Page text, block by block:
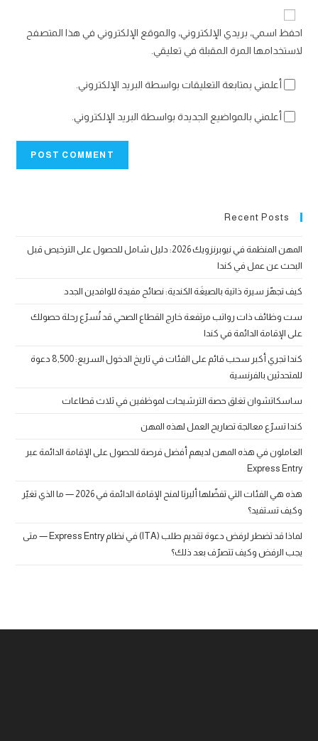
comment
website
احفظ اسمي، بريدي الإلكتروني، والموقع الإلكتروني في هذا المتصفح
لاستخدامها المرة المقبلة في تعليقي.
أعلمني بمتابعة التعليقات بواسطة البريد الإلكتروني.
أعلمني بالمواضيع الجديدة بواسطة البريد الإلكتروني.
Recent Posts
المهن المنظمة في نيوبرنزويك 2026: دليل شامل للحصول على الترخيص قبل
البحث عن عمل في كندا
كيف تجهّز سيرة ذاتية بالصيغَة الكندية: نصائح مفيدة للوافدين الجدد
ست وظائف ذات رواتب مرتفعة خارج القطاع الصحي قد تُسرّع رحلة حصولك
على الإقامة الدائمة في كندا
كندا تجري أكبر سحب قائم على الفئات في تاريخ الدخول السريع: 8,500 دعوة
للمتحدثين بالفرنسية
ساسكاتشوان تغلق حصة الترشيحات لموظفين في ثلاث قطاعات
كندا تسرّع معالجة تصاريح العمل لهذه المهن
العاملون في هذه المهن لديهم أفضل فرصة للحصول على الإقامة الدائمة عبر
Express Entry
هذه هي الفئات التي تفضّلها ألبرتا لمنح الإقامة الدائمة في 2026 — ما الذي تغيّر
وكيف تستفيد؟
لماذا قد تضطر لرفض دعوة تقديم طلب (ITA) في نظام Express Entry — متى
يجب الرفض وكيف تتصرّف بعد ذلك؟